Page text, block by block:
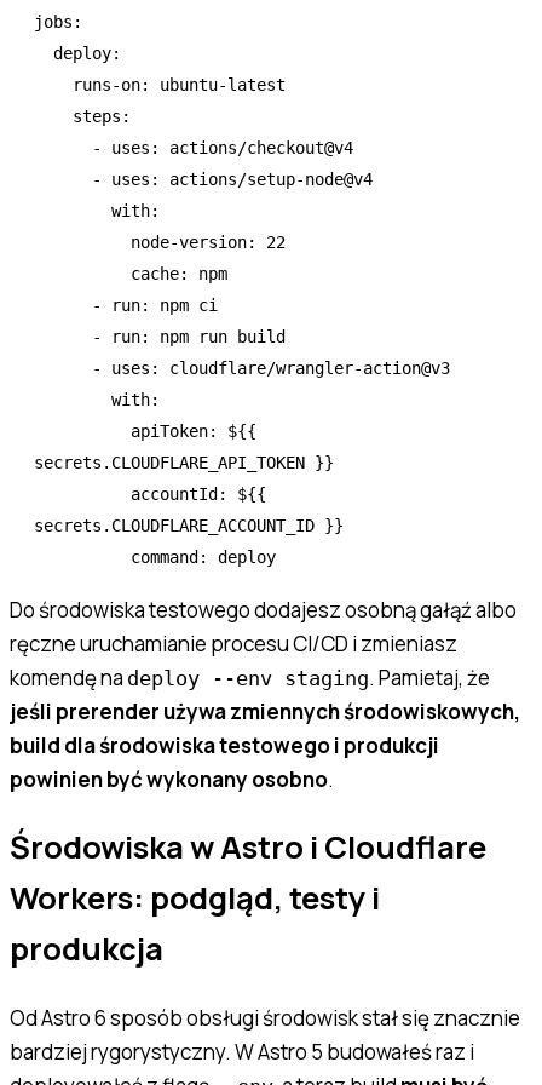
jobs :
  deploy
:
    runs-on
:
ubuntu-latest
    steps
:
      -
uses :
actions/checkout@v4
      -
uses :
actions/setup-node@v4
        with
:
          node-version
:
22
          cache
:
npm
      -
run:
npm ci
      -
run:
npm run build
      -
uses :
cloudflare/wrangler-action@v3
        with
:
          apiToken
:
${{
secrets.CLOUDFLARE_API_TOKEN }}
          accountId
:
${{
secrets.CLOUDFLARE_ACCOUNT_ID }}
          command
: deploy
Do środowiska testowego dodajesz osobną gałąź albo
ręczne uruchamianie procesu CI/CD i zmieniasz
komendę na deploy --env staging. Pamietaj, że
jeśli prerender używa zmiennych środowiskowych,
build dla środowiska testowego i produkcji
powinien być wykonany osobno.
Środowiska w Astro i Cloudflare
Workers: podgląd, testy i
produkcja
Od Astro 6 sposób obsługi środowisk stał się znacznie
bardziej rygorystyczny. W Astro 5 budowałeś raz i